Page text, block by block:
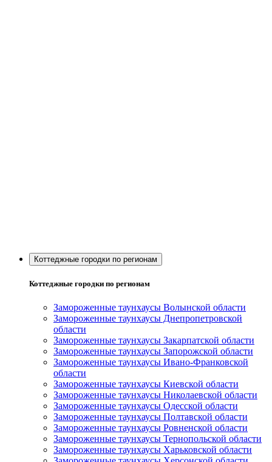
Коттеджные городки по регионам
Коттеджные городки по регионам
Замороженные таунхаусы Волынской области
Замороженные таунхаусы Днепропетровской
области
Замороженные таунхаусы Закарпатской области
Замороженные таунхаусы Запорожской области
Замороженные таунхаусы Ивано-Франковской
области
Замороженные таунхаусы Киевской области
Замороженные таунхаусы Николаевской области
Замороженные таунхаусы Одесской области
Замороженные таунхаусы Полтавской области
Замороженные таунхаусы Ровненской области
Замороженные таунхаусы Тернопольской области
Замороженные таунхаусы Харьковской области